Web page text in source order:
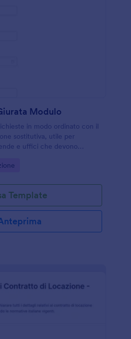
Modulo
in modo ordinato con il
sostitutiva, utile per
e uffici che devono
Template